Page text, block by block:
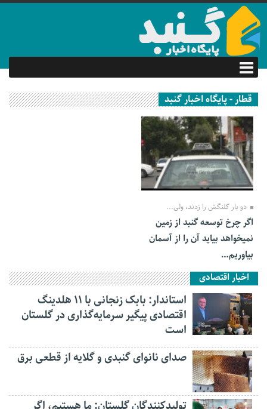
قطار - پایگاه اخبار گنبد
28 مهر 1399
دو بار کلنگش را زدند، ولی...
اگر چرخ توسعه گنبد از زمین
نمیخواهد بیاید آن را از آسمان
بیاوریم…
اخبار اقتصادی
استاندار: بابک زنجانی با ۱۱ هلدینگ
اقتصادی پیگیر سرمایه‌گذاری در گلستان
است
صدای نانوای گنبدی و گلایه از قطعی برق